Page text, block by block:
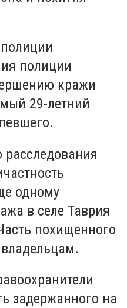
полиции
кражи
29-летний
расследования
одному
в селе Таврия
похищенного
задержанного на